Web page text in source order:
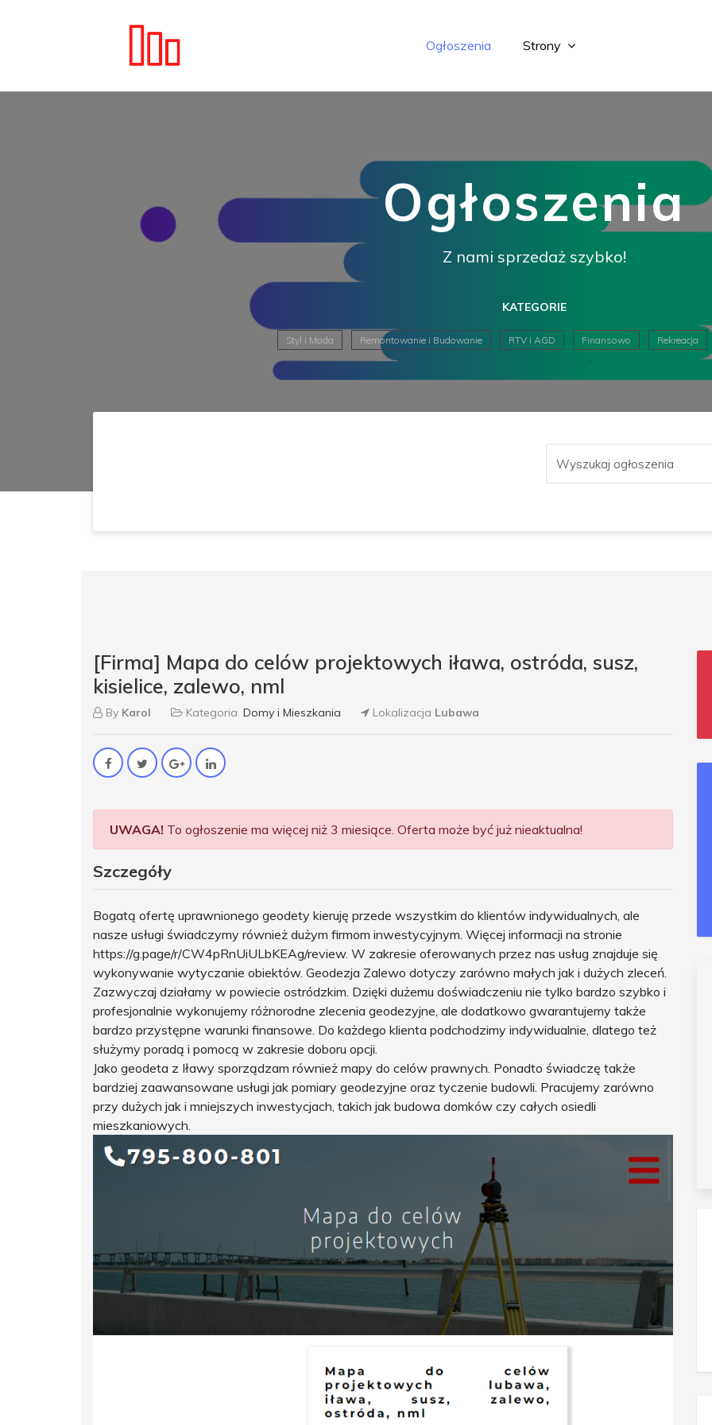
Ogłoszenia Strony
Ogłoszenia
Z nami sprzedaż szybko!
KATEGORIE
Styl i Moda Remontowanie i Budowanie RTV i AGD Finansowo Rekreacja
[Firma] Mapa do celów projektowych iława, ostróda, susz,
kisielice, zalewo, nml
By Karol Kategoria Domy i Mieszkania Lokalizacja Lubawa
UWAGA! To ogłoszenie ma więcej niż 3 miesiące. Oferta może być już nieaktualna!
Szczegóły
Bogatą ofertę uprawnionego geodety kieruję przede wszystkim do klientów indywidualnych, ale
nasze usługi świadczymy również dużym firmom inwestycyjnym. Więcej informacji na stronie
https://g.page/r/CW4pRnUiULbKEAg/review. W zakresie oferowanych przez nas usług znajduje się
wykonywanie wytyczanie obiektów. Geodezja Zalewo dotyczy zarówno małych jak i dużych zleceń.
Zazwyczaj działamy w powiecie ostródzkim. Dzięki dużemu doświadczeniu nie tylko bardzo szybko i
profesjonalnie wykonujemy różnorodne zlecenia geodezyjne, ale dodatkowo gwarantujemy także
bardzo przystępne warunki finansowe. Do każdego klienta podchodzimy indywidualnie, dlatego też
służymy poradą i pomocą w zakresie doboru opcji.
Jako geodeta z Iławy sporządzam również mapy do celów prawnych. Ponadto świadczę także
bardziej zaawansowane usługi jak pomiary geodezyjne oraz tyczenie budowli. Pracujemy zarówno
przy dużych jak i mniejszych inwestycjach, takich jak budowa domków czy całych osiedli
mieszkaniowych.